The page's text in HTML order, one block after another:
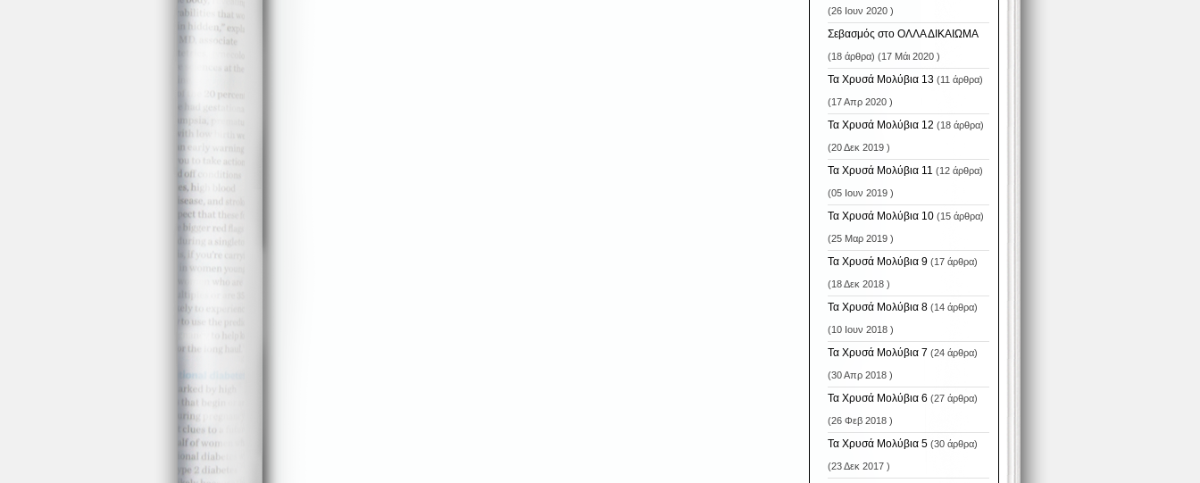
(26 Ιουν 2020 )
Σεβασμός στο ΟΛΛΑ ΔΙΚΑΙΩΜΑ
(18 άρθρα) (17 Μάι 2020 )
Τα Χρυσά Μολύβια 13(11 άρθρα)
(17 Απρ 2020 )
Τα Χρυσά Μολύβια 12 (18 άρθρα)
(20 Δεκ 2019 )
Τα Χρυσά Μολύβια 11 (12 άρθρα)
(05 Ιουν 2019 )
Τα Χρυσά Μολύβια 10(15 άρθρα)
(25 Μαρ 2019 )
Τα Χρυσά Μολύβια 9(17 άρθρα)
(18 Δεκ 2018 )
Τα Χρυσά Μολύβια 8(14 άρθρα)
(10 Ιουν 2018 )
Τα Χρυσά Μολύβια 7 (24 άρθρα)
(30 Απρ 2018 )
Τα Χρυσά Μολύβια 6 (27 άρθρα)
(26 Φεβ 2018 )
Τα Χρυσά Μολύβια 5(30 άρθρα)
(23 Δεκ 2017 )